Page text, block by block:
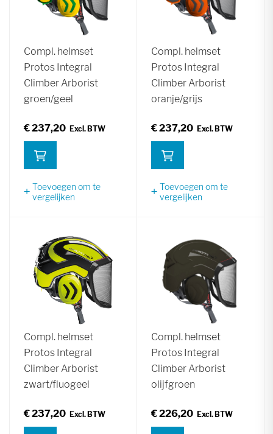
Compl. helmset
Protos Integral
Climber Arborist
groen/geel
€ 237,20
Toevoegen om te
vergelijken
Compl. helmset
Protos Integral
Climber Arborist
oranje/grijs
€ 237,20
Toevoegen om te
vergelijken
Compl. helmset
Protos Integral
Climber Arborist
zwart/fluogeel
€ 237,20
Compl. helmset
Protos Integral
Climber Arborist
olijfgroen
€ 226,20